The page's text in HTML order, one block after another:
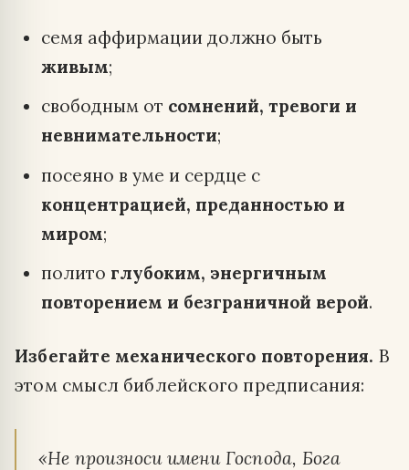
семя аффирмации должно быть
живым;
свободным от сомнений, тревоги и
невнимательности;
посеяно в уме и сердце с
концентрацией, преданностью и
миром;
полито глубоким, энергичным
повторением и безграничной верой.
Избегайте механического повторения. В
этом смысл библейского предписания:
«Не произноси имени Господа, Бога